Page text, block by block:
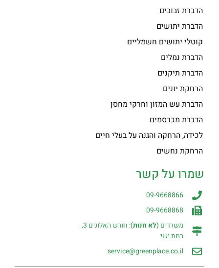
הדברת זבובים
הדברת יתושים
קוטלי יתושים חשמליים
הדברת נמלים
הדברת תיקנים
הרחקת יונים
הדברת עש המזון וחרקי מחסן
הדברת מכרסמים
לכידה, הרחקה והגנה על בעלי חיים
הרחקת נחשים
שמרו על קשר
09-9668866
09-9668868
משרדים (לא חנות): חורש האלונים 3,
רמת ישי
service@greenplace.co.il